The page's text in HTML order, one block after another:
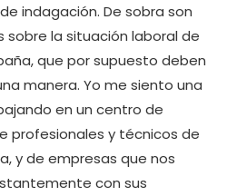
indagación. De sobra son
sobre la situación laboral de
que por supuesto deben
manera. Yo me siento una
en un centro de
profesionales y técnicos de
y de empresas que nos
con sus